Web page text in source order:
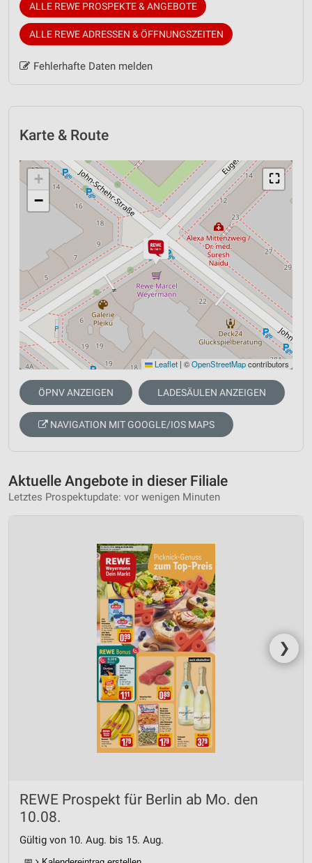
ALLE REWE PROSPEKTE & ANGEBOTE
ALLE REWE ADRESSEN & ÖFFNUNGSZEITEN
Fehlerhafte Daten melden
Karte & Route
⛶
+
−
Leaflet | ©OpenStreetMapcontributors
ÖPNV ANZEIGEN LADESÄULEN ANZEIGEN
NAVIGATION MIT GOOGLE/IOS MAPS
Aktuelle Angebote in dieser Filiale
Letztes Prospektupdate: vor wenigen Minuten
❯
REWE Prospekt für Berlin ab Mo. den
10.08.
Gültig von 10. Aug. bis 15. Aug.